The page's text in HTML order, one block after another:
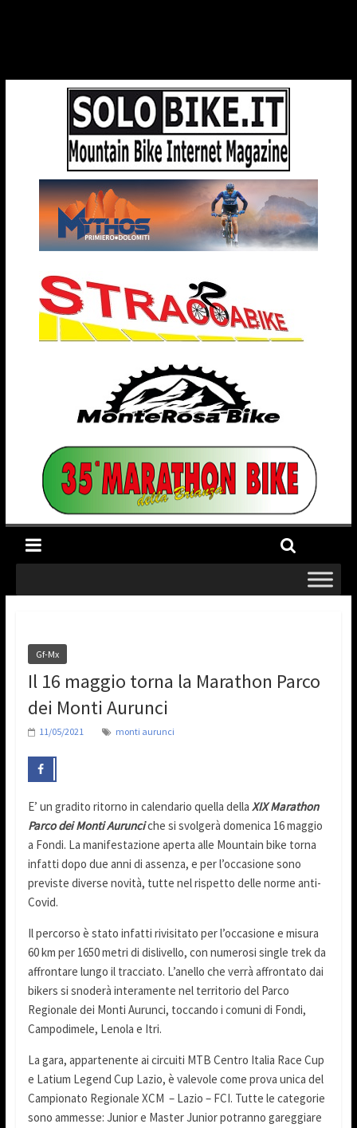
Gf-Mx
Il 16 maggio torna la Marathon Parco
dei Monti Aurunci
11/05/2021 monti aurunci
E’ un gradito ritorno in calendario quella della XIX Marathon
Parco dei Monti Aurunciche si svolgerà domenica 16 maggio
a Fondi. La manifestazione aperta alle Mountain bike torna
infatti dopo due anni di assenza, e per l’occasione sono
previste diverse novità, tutte nel rispetto delle norme anti-
Covid.
Il percorso è stato infatti rivisitato per l’occasione e misura
60 km per 1650 metri di dislivello, con numerosi single trek da
affrontare lungo il tracciato. L’anello che verrà affrontato dai
bikers si snoderà interamente nel territorio del Parco
Regionale dei Monti Aurunci, toccando i comuni di Fondi,
Campodimele, Lenola e Itri.
La gara, appartenente ai circuiti MTB Centro Italia Race Cup
e Latium Legend Cup Lazio, è valevole come prova unica del
Campionato Regionale XCM – Lazio – FCI. Tutte le categorie
sono ammesse: Junior e Master Junior potranno gareggiare